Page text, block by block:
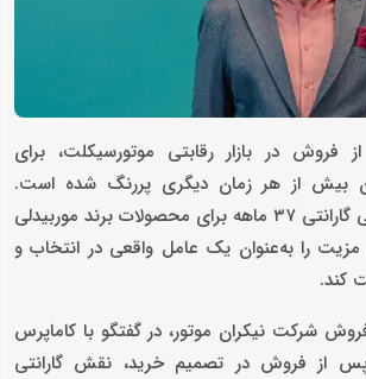
در بازار رقابتی موتورسیکلت، برای
بیش از هر زمان دیگری پررنگ شده است.
نیکران موتور با معرفی گارانتی ۳۷ ماهه برای محصولات برند موربیدلی
را به‌عنوان یک عامل واقعی در انتخاب و
کند.
شرکت نیکران موتور، در گفتگو با کاماپرس
از فروش در تصمیم خرید، نقش گارانتی